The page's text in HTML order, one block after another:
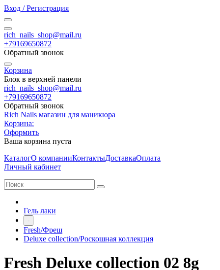
Вход / Регистрация
rich_nails_shop@mail.ru
+79169650872
Обратный звонок
Корзина
Блок в верхней панели
rich_nails_shop@mail.ru
+79169650872
Обратный звонок
Rich Nails магазин для маникюра
Корзина:
Оформить
Ваша корзина пуста
КаталогО компанииКонтактыДоставкаОплата
Личный кабинет
Гель лаки
-
Fresh/Фреш
Deluxe collection/Роскошная коллекция
Fresh Deluxe collection 02 8g